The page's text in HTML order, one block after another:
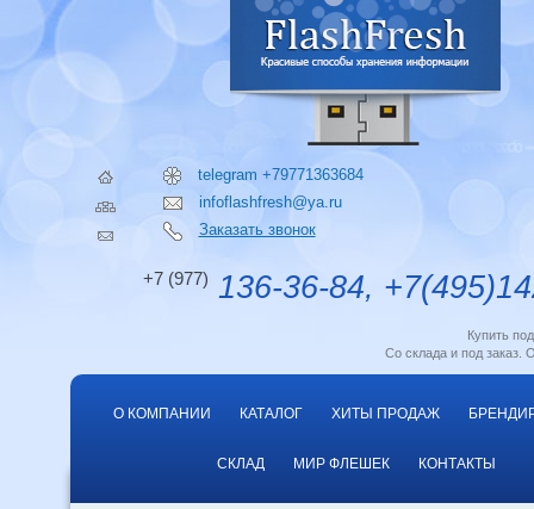
telegram +79771363684
infoflashfresh@ya.ru
Заказать звонок
+7 (977) 136-36-84,
Купить
Со склада и под заказ.
О КОМПАНИИ КАТАЛОГ ХИТЫ ПРОДАЖ
СКЛАД МИР ФЛЕШЕК КОНТАКТЫ